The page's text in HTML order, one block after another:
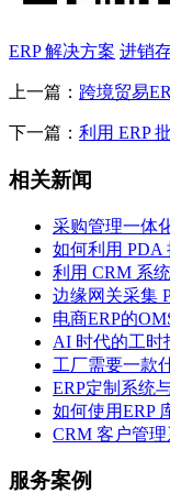
ERP 解决方案 进销
上一篇： 跨境贸易
下一篇： 利用 ERP
相关新闻
采购管理一体
如何利用 PDA
利用 CRM 系
边缘网关采集
电商ERP的
AI 时代的工时
工厂需要一款
ERP定制系统
如何使用ERP
CRM 客户管
服务案例